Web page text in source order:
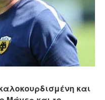
και